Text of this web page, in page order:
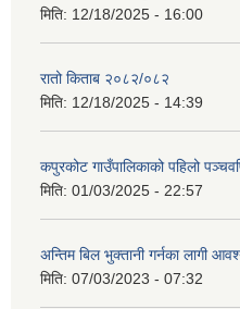
मिति: 12/18/2025 - 16:00
रातो किताब २०८२/०८२
मिति: 12/18/2025 - 14:39
कपुरकोट गाउँपालिकाको पहिलो
मिति: 01/03/2025 - 22:57
अन्तिम बिल भुक्तानी गर्नका लागी
मिति: 07/03/2023 - 07:32